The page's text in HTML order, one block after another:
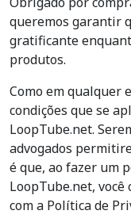
queremos garantir
gratificante
produtos.
Como em qualquer
condições que se
LoopTube.net.
advogados
é que, ao fazer um
LoopTube.net,
com a Política de